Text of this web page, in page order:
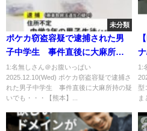
未分類
ポケカ窃盗容疑で逮捕された男
子中学生 事件直後に大麻所持
の疑いでも・・・【熊本】
(25/12/09 19:00)
1:名無しさん＠お腹いっぱい
2025.12.10(Wed) ポケカ窃盗容疑で逮捕さ
れた男子中学生 事件直後に大麻所持の疑
いでも・・・【熊本】...
1:
型
ま